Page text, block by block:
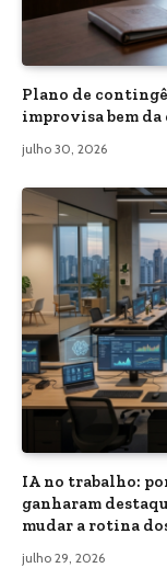
Plano de
improvisa bem da
julho 30, 2026
IA no trabalho:
ganharam
mudar a rotina
julho 29, 2026